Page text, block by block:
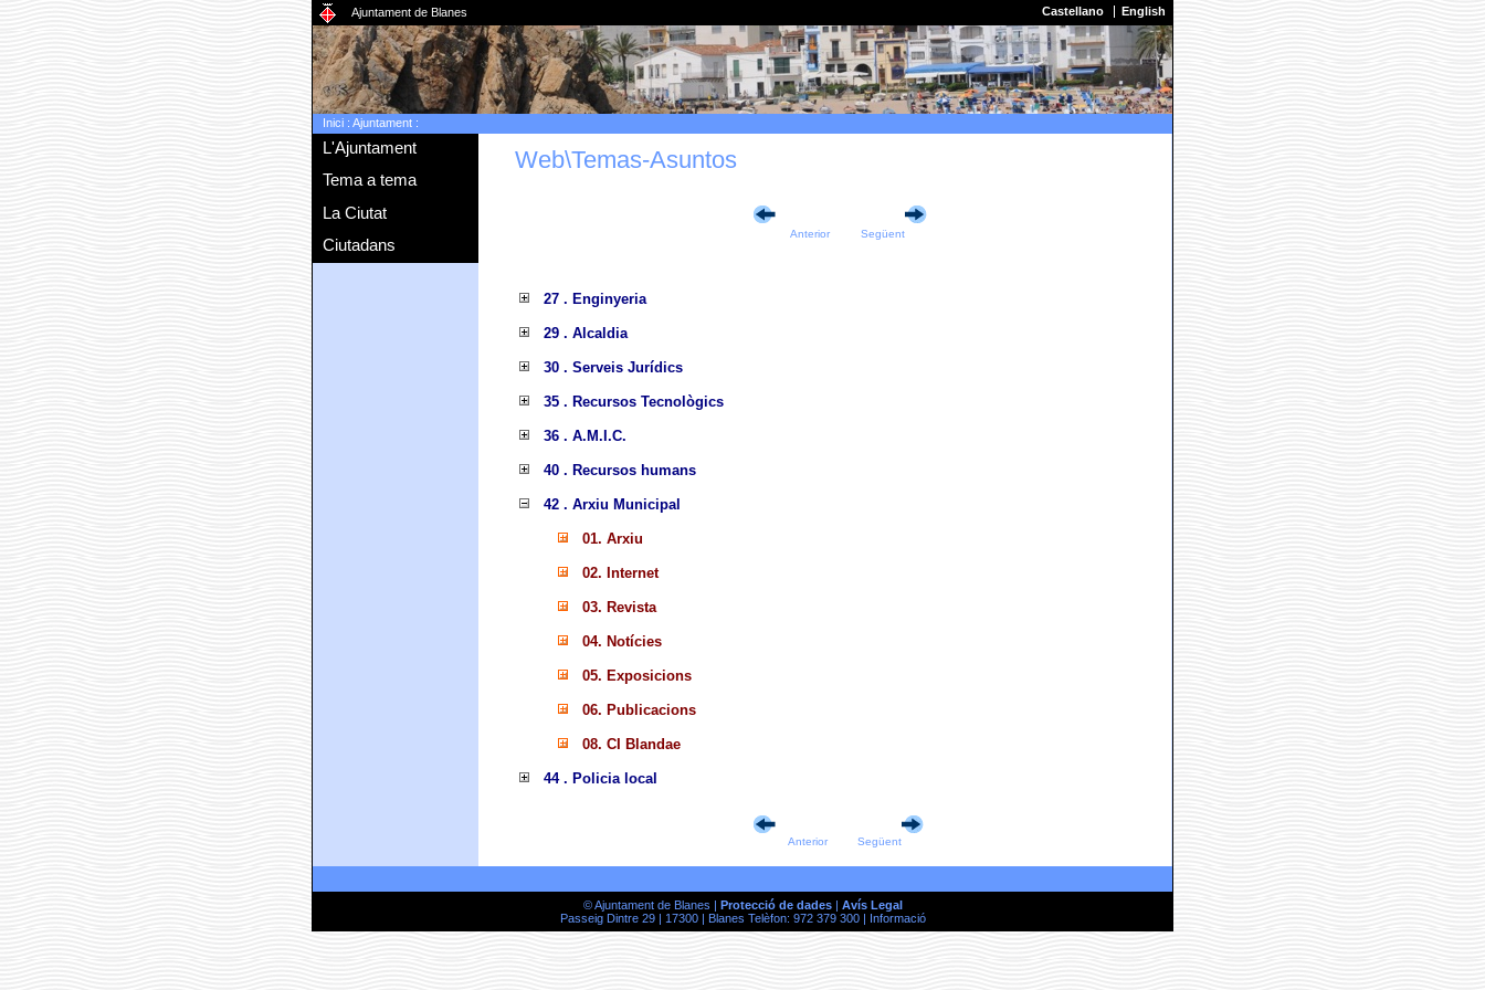
Ajuntament de Blanes Castellano English
Inici: Ajuntament:
L'Ajuntament
Tema a tema
La Ciutat
Ciutadans
Web\Temas-Asuntos
Anterior Següent
27 . Enginyeria
29 . Alcaldia
30 . Serveis Jurídics
35 . Recursos Tecnològics
36 . A.M.I.C.
40 . Recursos humans
42 . Arxiu Municipal
01. Arxiu
02. Internet
03. Revista
04. Notícies
05. Exposicions
06. Publicacions
08. CI Blandae
44 . Policia local
Anterior Següent
© Ajuntament de Blanes | Protecció de dades| Avís Legal
Passeig Dintre 29 | 17300 | Blanes Telèfon: 972 379 300 | Informació